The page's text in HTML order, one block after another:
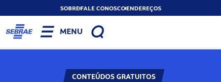
SOBREFALE CONOSCOENDEREÇOS
MENU
CONTEÚDOS GRATUITOS